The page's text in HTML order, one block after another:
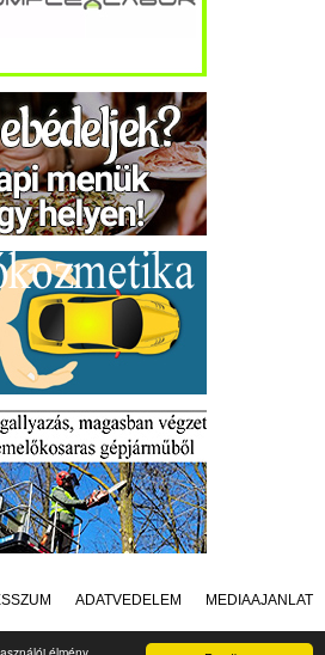
ADATVÉDELEM MÉDIAAJÁNLAT